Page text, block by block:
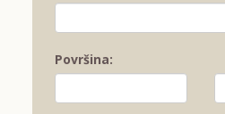
Površina: